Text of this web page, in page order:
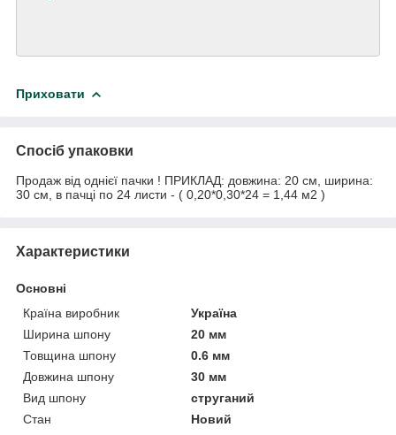
Приховати
Спосіб упаковки
Продаж від однієї пачки ! ПРИКЛАД: довжина: 20 см, ширина:
30 см, в пачці по 24 листи - ( 0,20*0,30*24 = 1,44 м2 )
Характеристики
Основні
Країна виробник
Україна
Ширина шпону
20 мм
Товщина шпону
0.6 мм
Довжина шпону
30 мм
Вид шпону
струганий
Стан
Новий